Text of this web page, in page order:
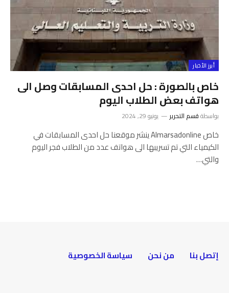
أبرز الأخبار
خاص بالصورة : حل احدى المسابقات وصل الى
هواتف بعض الطلاب اليوم
بواسطةقسم التحرير يونيو 29, 2024
خاص Almarsadonline ينشر موقعنا حل احدى المسابقات في
الكيمياء التي تم تسريبها الى هواتف عدد من الطلاب فجر اليوم
والتي…
إتصل بنا من نحن سياسة الخصوصية